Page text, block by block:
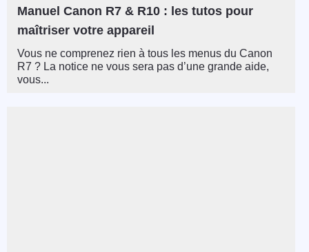
Manuel Canon R7 & R10 : les tutos pour
maîtriser votre appareil
Vous ne comprenez rien à tous les menus du Canon
R7 ? La notice ne vous sera pas d’une grande aide,
vous...